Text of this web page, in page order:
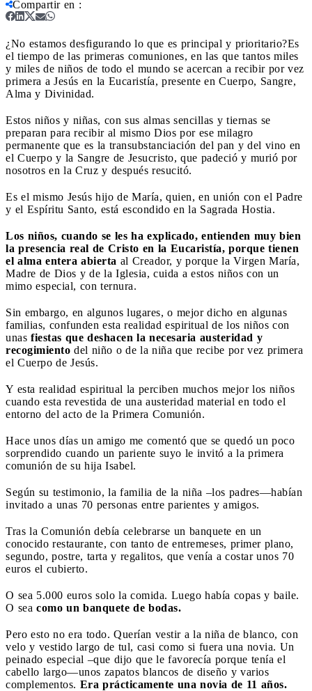
Compartir en :
¿No estamos desfigurando lo que es principal y prioritario?Es
el tiempo de las primeras comuniones, en las que tantos miles
y miles de niños de todo el mundo se acercan a recibir por vez
primera a Jesús en la Eucaristía, presente en Cuerpo, Sangre,
Alma y Divinidad.
Estos niños y niñas, con sus almas sencillas y tiernas se
preparan para recibir al mismo Dios por ese milagro
permanente que es la transubstanciación del pan y del vino en
el Cuerpo y la Sangre de Jesucristo, que padeció y murió por
nosotros en la Cruz y después resucitó.
Es el mismo Jesús hijo de María, quien, en unión con el Padre
y el Espíritu Santo, está escondido en la Sagrada Hostia.
Los niños, cuando se les ha explicado, entienden muy bien
la presencia real de Cristo en la Eucaristía, porque tienen
el alma entera abierta al Creador, y porque la Virgen María,
Madre de Dios y de la Iglesia, cuida a estos niños con un
mimo especial, con ternura.
Sin embargo, en algunos lugares, o mejor dicho en algunas
familias, confunden esta realidad espiritual de los niños con
unas fiestas que deshacen la necesaria austeridad y
recogimiento del niño o de la niña que recibe por vez primera
el Cuerpo de Jesús.
Y esta realidad espiritual la perciben muchos mejor los niños
cuando esta revestida de una austeridad material en todo el
entorno del acto de la Primera Comunión.
Hace unos días un amigo me comentó que se quedó un poco
sorprendido cuando un pariente suyo le invitó a la primera
comunión de su hija Isabel.
Según su testimonio, la familia de la niña –los padres—habían
invitado a unas 70 personas entre parientes y amigos.
Tras la Comunión debía celebrarse un banquete en un
conocido restaurante, con tanto de entremeses, primer plano,
segundo, postre, tarta y regalitos, que venía a costar unos 70
euros el cubierto.
O sea 5.000 euros solo la comida. Luego había copas y baile.
O sea como un banquete de bodas.
Pero esto no era todo. Querían vestir a la niña de blanco, con
velo y vestido largo de tul, casi como si fuera una novia. Un
peinado especial –que dijo que le favorecía porque tenía el
cabello largo—unos zapatos blancos de diseño y varios
complementos. Era prácticamente una novia de 11 años.